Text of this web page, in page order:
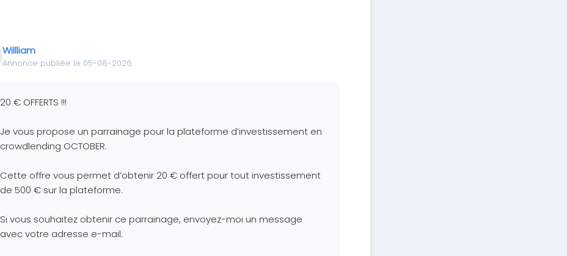
Willliam
Annonce publiée le 05-08-2026
20 € OFFERTS !!!
Je vous propose un parrainage pour la plateforme d’investissement en
crowdlending OCTOBER.
Cette offre vous permet d’obtenir 20 € offert pour tout investissement
de 500 € sur la plateforme.
Si vous souhaitez obtenir ce parrainage, envoyez-moi un message
avec votre adresse e-mail.